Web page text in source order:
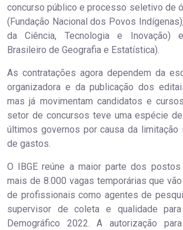
concurso público e processo seletivo de
(Fundação Nacional dos Povos
da Ciência, Tecnologia e Inovação)
Brasileiro de Geografia e Estatística).
As contratações agora dependem da
organizadora e da publicação dos
mas já movimentam candidatos e
setor de concursos teve uma espécie
últimos governos por causa da
de gastos.
O IBGE reúne a maior parte dos
mais de 8.000 vagas temporárias que
de profissionais como agentes de
supervisor de coleta e qualidade
Demográfico 2022. A autorização